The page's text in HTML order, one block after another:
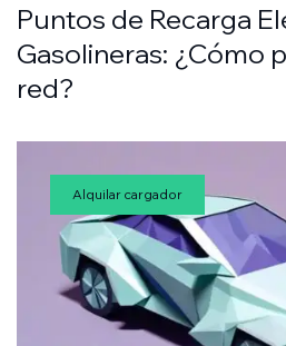
Puntos de Recarga
Gasolineras: ¿Cómo
red?
Alquilar cargador